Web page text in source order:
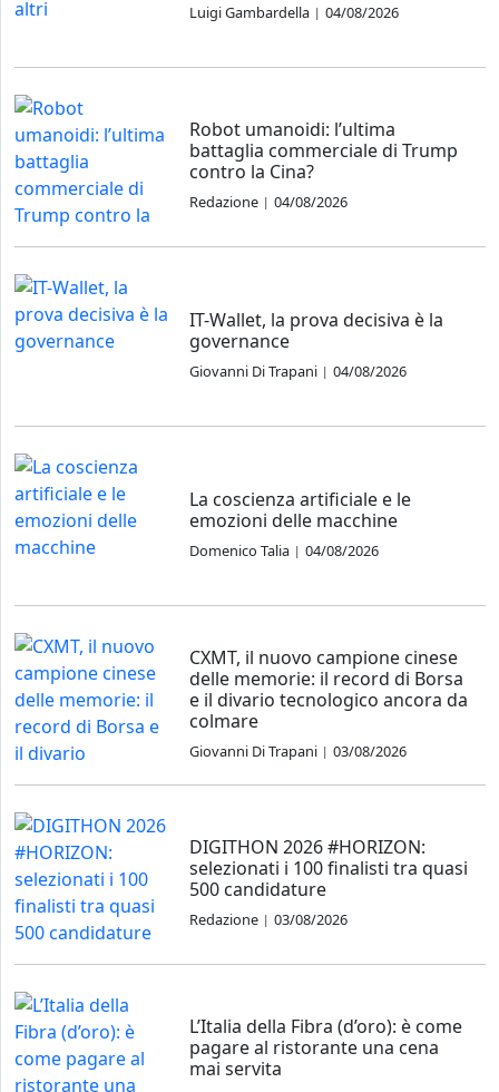
Luigi Gambardella | 04/08/2026
Robot umanoidi: l’ultima
battaglia commerciale di Trump
contro la Cina?
Redazione | 04/08/2026
IT-Wallet, la prova decisiva è la
governance
Giovanni Di Trapani | 04/08/2026
La coscienza artificiale e le
emozioni delle macchine
Domenico Talia | 04/08/2026
CXMT, il nuovo campione cinese
delle memorie: il record di Borsa
e il divario tecnologico ancora da
colmare
Giovanni Di Trapani | 03/08/2026
DIGITHON 2026 #HORIZON:
selezionati i 100 finalisti tra quasi
500 candidature
Redazione | 03/08/2026
L’Italia della Fibra (d’oro): è come
pagare al ristorante una cena
mai servita